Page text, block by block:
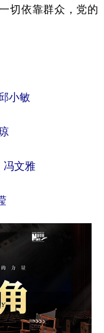
切依靠群众，党的
小敏
文雅